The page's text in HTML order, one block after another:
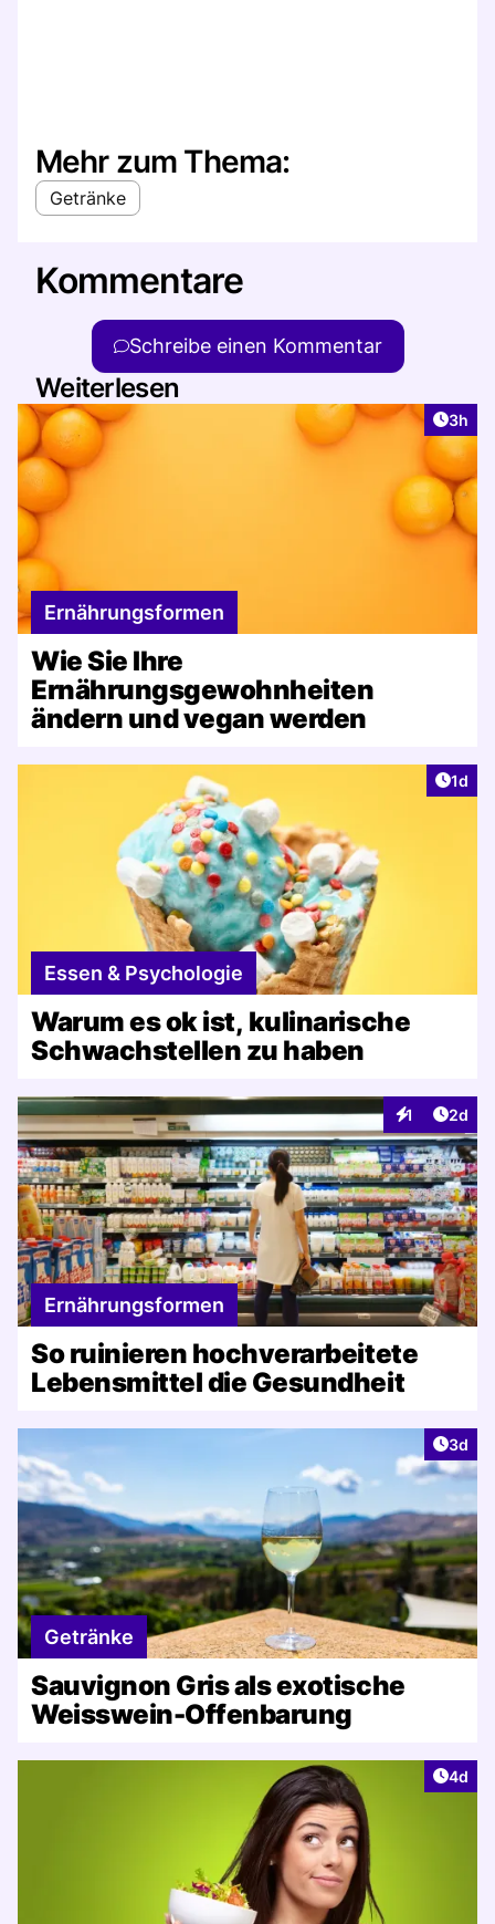
Mehr zum Thema:
Getränke
Kommentare
Schreibe einen Kommentar
Weiterlesen
3h
Ernährungsformen
Wie Sie Ihre
Ernährungsgewohnheiten
ändern und vegan werden
1d
Essen & Psychologie
Warum es ok ist, kulinarische
Schwachstellen zu haben
1
Interaktionen
2d
Ernährungsformen
So ruinieren hochverarbeitete
Lebensmittel die Gesundheit
3d
Getränke
Sauvignon Gris als exotische
Weisswein-Offenbarung
4d